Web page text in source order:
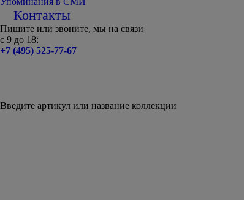
Контакты
Пишите или звоните, мы на связи
с 9 до 18:
+7 (495) 525-77-67
Введите артикул или название коллекции